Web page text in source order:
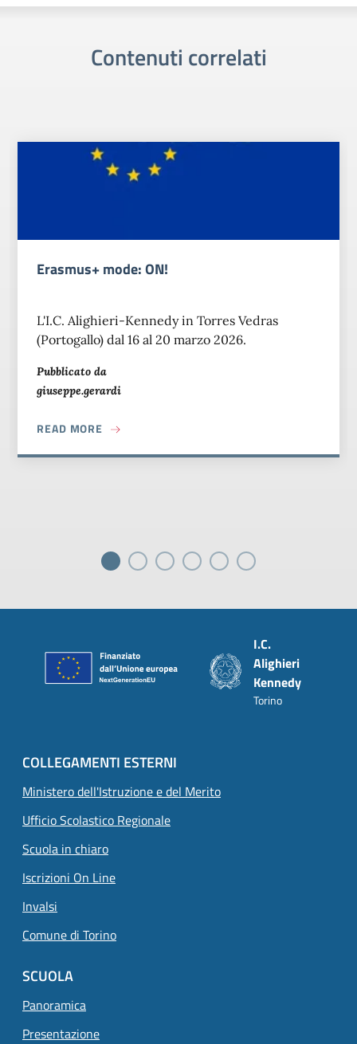
Contenuti correlati
Erasmus+ mode: ON!
L'I.C. Alighieri-Kennedy in Torres Vedras
(Portogallo) dal 16 al 20 marzo 2026.
Pubblicato da
giuseppe.gerardi
READ MORE ABOUT ERASMUS+ MODE: ON!
I.C.
Alighieri
Kennedy
Torino
COLLEGAMENTI ESTERNI
Ministero dell'Istruzione e del Merito
Ufficio Scolastico Regionale
Scuola in chiaro
Iscrizioni On Line
Invalsi
Comune di Torino
SCUOLA
Panoramica
Presentazione